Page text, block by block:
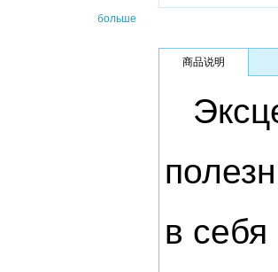
больше
商品说明
в